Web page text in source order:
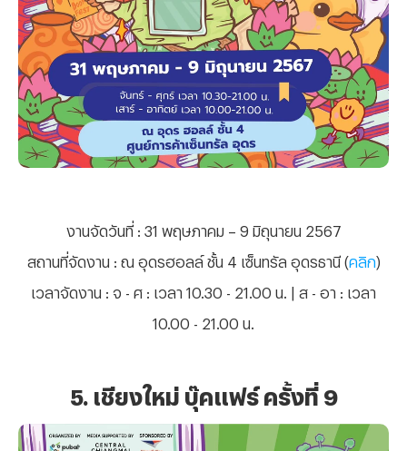
งานจัดวันที่ : 31 พฤษภาคม – 9 มิถุนายน 2567
สถานที่จัดงาน : ณ อุดรฮอลล์ ชั้น 4 เซ็นทรัล อุดรธานี (คลิก)
เวลาจัดงาน : จ - ศ : เวลา 10.30 - 21.00 น. | ส - อา : เวลา
10.00 - 21.00 น.
5. เชียงใหม่ บุ๊คแฟร์ ครั้งที่ 9